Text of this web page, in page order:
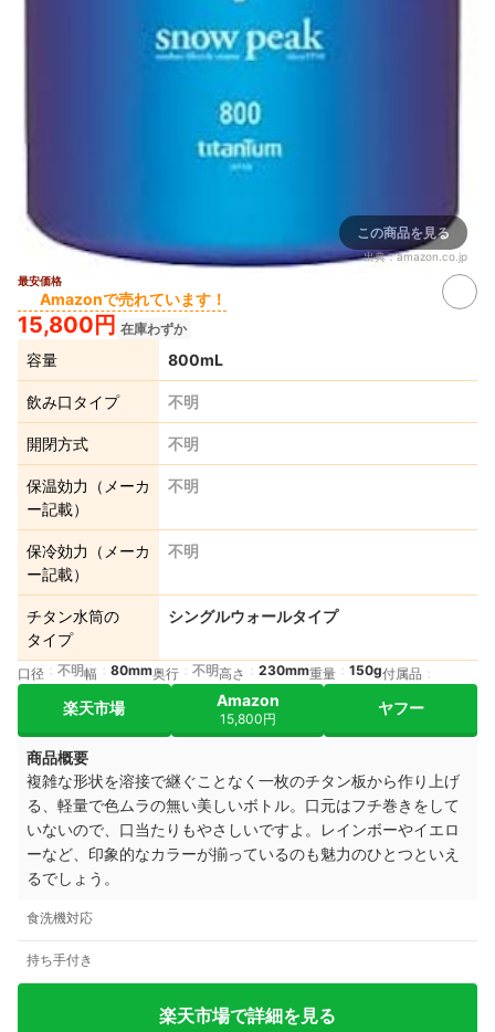
この商品を見る
出典：amazon.co.jp
最安価格
Amazonで売れています！
15,800円 在庫わずか
容量 800mL
飲み口タイプ 不明
開閉方式 不明
保温効力（メーカ
ー記載）
不明
保冷効力（メーカ
ー記載）
不明
チタン水筒の
タイプ
シングルウォールタイプ
口径 不明幅 80mm奥行 不明高さ 230mm重量 150g付属品
楽天市場 Amazon
15,800円
ヤフー
商品概要
複雑な形状を溶接で継ぐことなく一枚のチタン板から作り上げ
る、軽量で色ムラの無い美しいボトル。口元はフチ巻きをして
いないので、口当たりもやさしいですよ。レインボーやイエロ
ーなど、印象的なカラーが揃っているのも魅力のひとつといえ
るでしょう。
食洗機対応
持ち手付き
楽天市場で詳細を見る